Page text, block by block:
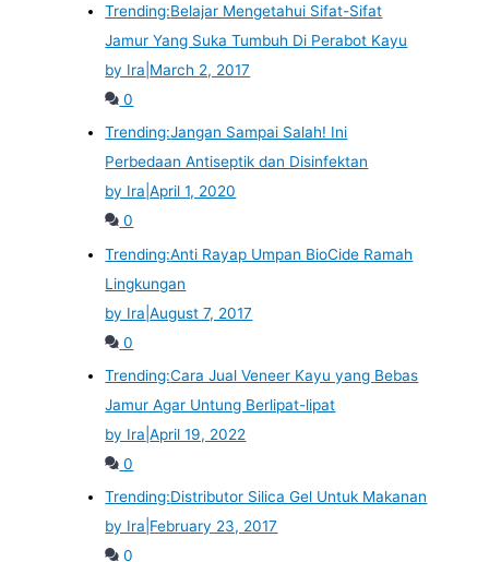
Trending:Belajar Mengetahui Sifat-Sifat
Jamur Yang Suka Tumbuh Di Perabot Kayu
by Ira March 2, 2017
0
Trending:Jangan Sampai Salah! Ini
Perbedaan Antiseptik dan Disinfektan
by Ira |April 1, 2020
0
Trending:Anti Rayap Umpan BioCide Ramah
Lingkungan
by Ira |August 7, 2017
0
Trending:Cara Jual Veneer Kayu yang Bebas
Jamur Agar Untung Berlipat-lipat
by Ira |April 19, 2022
0
Trending:Distributor Silica Gel Untuk Makanan
by Ira February 23, 2017
0